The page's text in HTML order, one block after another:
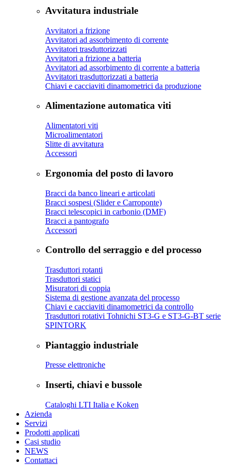
Avvitatura industriale
Avvitatori a frizione
Avvitatori ad assorbimento di corrente
Avvitatori trasduttorizzati
Avvitatori a frizione a batteria
Avvitatori ad assorbimento di corrente a batteria
Avvitatori trasduttorizzati a batteria
Chiavi e cacciaviti dinamometrici da produzione
Alimentazione automatica viti
Alimentatori viti
Microalimentatori
Slitte di avvitatura
Accessori
Ergonomia del posto di lavoro
Bracci da banco lineari e articolati
Bracci sospesi (Slider e Carroponte)
Bracci telescopici in carbonio (DMF)
Bracci a pantografo
Accessori
Controllo del serraggio e del processo
Trasduttori rotanti
Trasduttori statici
Misuratori di coppia
Sistema di gestione avanzata del processo
Chiavi e cacciaviti dinamometrici da controllo
Trasduttori rotativi Tohnichi ST3-G e ST3-G-BT serie
SPINTORK
Piantaggio industriale
Presse elettroniche
Inserti, chiavi e bussole
Cataloghi LTI Italia e Koken
Azienda
Servizi
Prodotti applicati
Casi studio
NEWS
Contattaci